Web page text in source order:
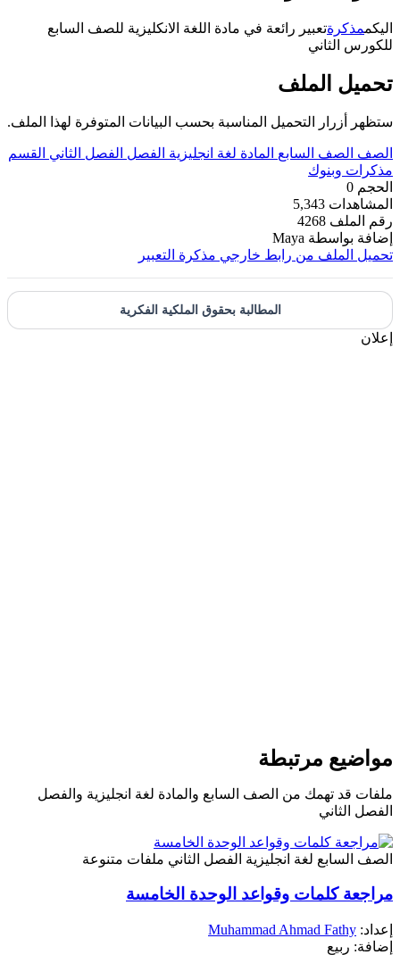
اليكممذكرةتعبير رائعة في مادة اللغة الانكليزية للصف السابع
للكورس الثاني
تحميل الملف
ستظهر أزرار التحميل المناسبة بحسب البيانات المتوفرة لهذا الملف.
الصف الصف السابع المادة لغة انجليزية الفصل الفصل الثاني
القسم
مذكرات وبنوك
الحجم 0
المشاهدات 5,343
رقم الملف 4268
إضافة بواسطة Maya
تحميل الملف من رابط خارجي مذكرة التعبير
المطالبة بحقوق الملكية الفكرية
إعلان
مواضيع مرتبطة
ملفات قد تهمك من الصف السابع والمادة لغة انجليزية والفصل
الفصل الثاني
الصف السابع لغة انجليزية الفصل الثاني ملفات متنوعة
مراجعة كلمات وقواعد الوحدة الخامسة
إعداد: Muhammad Ahmad Fathy
إضافة: ربيع